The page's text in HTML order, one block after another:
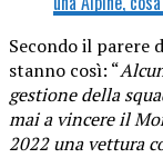
Secondo il parere
stanno così: “
gestione della
mai a vincere il
2022 una vettura